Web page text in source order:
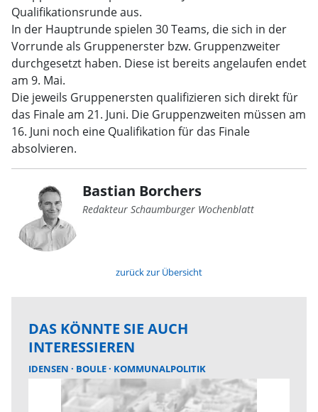
Qualifikationsrunde aus.
In der Hauptrunde spielen 30 Teams, die sich in der
Vorrunde als Gruppenerster bzw. Gruppenzweiter
durchgesetzt haben. Diese ist bereits angelaufen endet
am 9. Mai.
Die jeweils Gruppenersten qualifizieren sich direkt für
das Finale am 21. Juni. Die Gruppenzweiten müssen am
16. Juni noch eine Qualifikation für das Finale
absolvieren.
Bastian Borchers
Redakteur Schaumburger Wochenblatt
zurück zur Übersicht
DAS KÖNNTE SIE AUCH
INTERESSIEREN
IDENSEN BOULE KOMMUNALPOLITIK